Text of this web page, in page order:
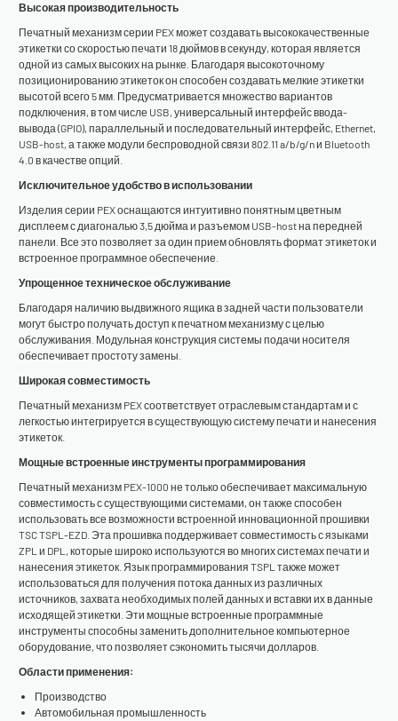
Высокая производительность
Печатный механизм серии PEX может создавать высококачественные
этикетки со скоростью печати 18 дюймов в секунду, которая является
одной из самых высоких на рынке. Благодаря высокоточному
позиционированию этикеток он способен создавать мелкие этикетки
высотой всего 5 мм. Предусматривается множество вариантов
подключения, в том числе USB, универсальный интерфейс ввода-
вывода (GPIO), параллельный и последовательный интерфейс, Ethernet,
USB-host, а также модули беспроводной связи 802.11 a/b/g/n и Bluetooth
4.0 в качестве опций.
Исключительное удобство в использовании
Изделия серии PEX оснащаются интуитивно понятным цветным
дисплеем с диагональю 3,5 дюйма и разъемом USB-host на передней
панели. Все это позволяет за один прием обновлять формат этикеток и
встроенное программное обеспечение.
Упрощенное техническое обслуживание
Благодаря наличию выдвижного ящика в задней части пользователи
могут быстро получать доступ к печатном механизму с целью
обслуживания. Модульная конструкция системы подачи носителя
обеспечивает простоту замены.
Широкая совместимость
Печатный механизм PEX соответствует отраслевым стандартам и с
легкостью интегрируется в существующую систему печати и нанесения
этикеток.
Мощные встроенные инструменты программирования
Печатный механизм PEX-1000 не только обеспечивает максимальную
совместимость с существующими системами, он также способен
использовать все возможности встроенной инновационной прошивки
TSC TSPL-EZD. Эта прошивка поддерживает совместимость с языками
ZPL и DPL, которые широко используются во многих системах печати и
нанесения этикеток. Язык программирования TSPL также может
использоваться для получения потока данных из различных
источников, захвата необходимых полей данных и вставки их в данные
исходящей этикетки. Эти мощные встроенные программные
инструменты способны заменить дополнительное компьютерное
оборудование, что позволяет сэкономить тысячи долларов.
Области применения:
Производство
Автомобильная промышленность